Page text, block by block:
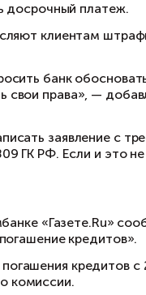
содержит
все-
Алексей